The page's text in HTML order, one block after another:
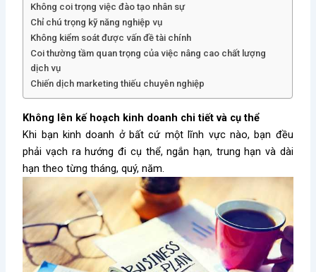
Không coi trọng việc đào tạo nhân sự
Chỉ chú trọng kỹ năng nghiệp vụ
Không kiểm soát được vấn đề tài chính
Coi thường tầm quan trọng của việc nâng cao chất lượng
dịch vụ
Chiến dịch marketing thiếu chuyên nghiệp
Không lên kế hoạch kinh doanh chi tiết và cụ thể
Khi bạn kinh doanh ở bất cứ một lĩnh vực nào, bạn đều
phải vạch ra hướng đi cụ thể, ngắn hạn, trung hạn và dài
hạn theo từng tháng, quý, năm.